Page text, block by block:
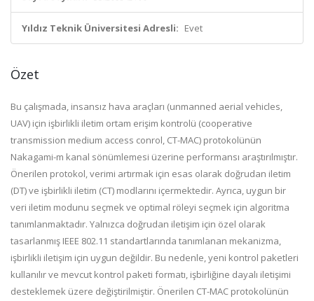
Yıldız Teknik Üniversitesi Adresli: Evet
Özet
Bu çalışmada, insansız hava araçları (unmanned aerial vehicles,
UAV) için işbirlikli iletim ortam erişim kontrolü (cooperative
transmission medium access conrol, CT-MAC) protokolünün
Nakagami-m kanal sönümlemesi üzerine performansı araştırılmıştır.
Önerilen protokol, verimi artırmak için esas olarak doğrudan iletim
(DT) ve işbirlikli iletim (CT) modlarını içermektedir. Ayrıca, uygun bir
veri iletim modunu seçmek ve optimal röleyi seçmek için algoritma
tanımlanmaktadır. Yalnızca doğrudan iletişim için özel olarak
tasarlanmış IEEE 802.11 standartlarında tanımlanan mekanizma,
işbirlikli iletişim için uygun değildir. Bu nedenle, yeni kontrol paketleri
kullanılır ve mevcut kontrol paketi formatı, işbirliğine dayalı iletişimi
desteklemek üzere değiştirilmiştir. Önerilen CT-MAC protokolünün